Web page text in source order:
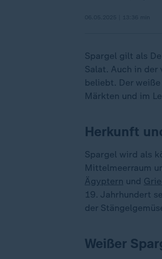
Spargel gilt als
Salat. Auch in der
beliebt. Der
Märkten und im
Herkunft
Spargel wird als
Mittelmeerraum
Ägyptern und
19. Jahrhundert
der
Weißer